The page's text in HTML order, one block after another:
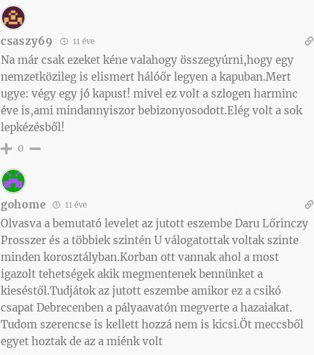
csaszy69 11 éve
Na már csak ezeket kéne valahogy összegyúrni,hogy egy
nemzetközileg is elismert hálóőr legyen a kapuban.Mert
ugye: végy egy jó kapust! mivel ez volt a szlogen harminc
éve is,ami mindannyiszor bebizonyosodott.Elég volt a sok
lepkézésből!
0
gohome 11 éve
Olvasva a bemutató levelet az jutott eszembe Daru Lőrinczy
Prosszer és a többiek szintén U válogatottak voltak szinte
minden korosztályban.Korban ott vannak ahol a most
igazolt tehetségek akik megmentenek bennünket a
kieséstől.Tudjátok az jutott eszembe amikor ez a csikó
csapat Debrecenben a pályaavatón megverte a hazaiakat.
Tudom szerencse is kellett hozzá nem is kicsi.Öt meccsből
egyet hoztak de az a miénk volt